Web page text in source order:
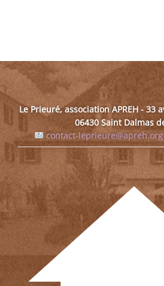
Le Prieuré, association APREH - 33
06430 Saint Dalmas
contact-leprieure@apreh.org